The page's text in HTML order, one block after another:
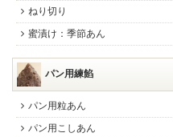
ねり切り
蜜漬け：季節あん
パン用練餡
パン用粒あん
パン用こしあん